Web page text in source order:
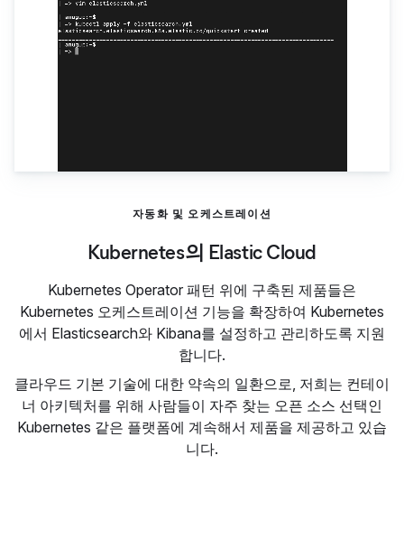
자동화 및 오케스트레이션
Kubernetes의 Elastic Cloud
Kubernetes Operator 패턴 위에 구축된 제품들은
Kubernetes 오케스트레이션 기능을 확장하여 Kubernetes
에서 Elasticsearch와 Kibana를 설정하고 관리하도록 지원
합니다.
클라우드 기본 기술에 대한 약속의 일환으로, 저희는 컨테이
너 아키텍처를 위해 사람들이 자주 찾는 오픈 소스 선택인
Kubernetes 같은 플랫폼에 계속해서 제품을 제공하고 있습
니다.